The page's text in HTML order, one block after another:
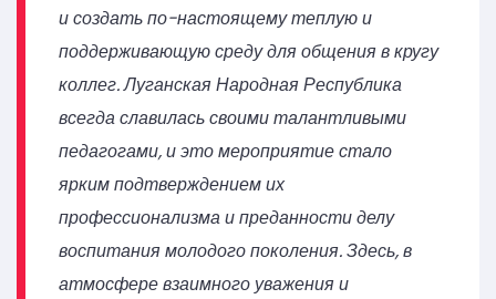
и создать по-настоящему теплую и
поддерживающую среду для общения в кругу
коллег. Луганская Народная Республика
всегда славилась своими талантливыми
педагогами, и это мероприятие стало
ярким подтверждением их
профессионализма и преданности делу
воспитания молодого поколения. Здесь, в
атмосфере взаимного уважения и